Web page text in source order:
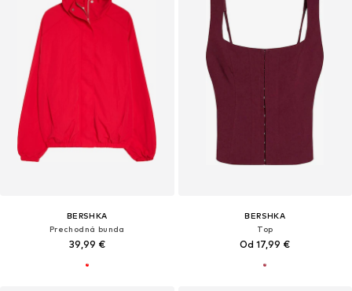
BERSHKA
Prechodná bunda
39,99 €
BERSHKA
Top
Od 17,99 €